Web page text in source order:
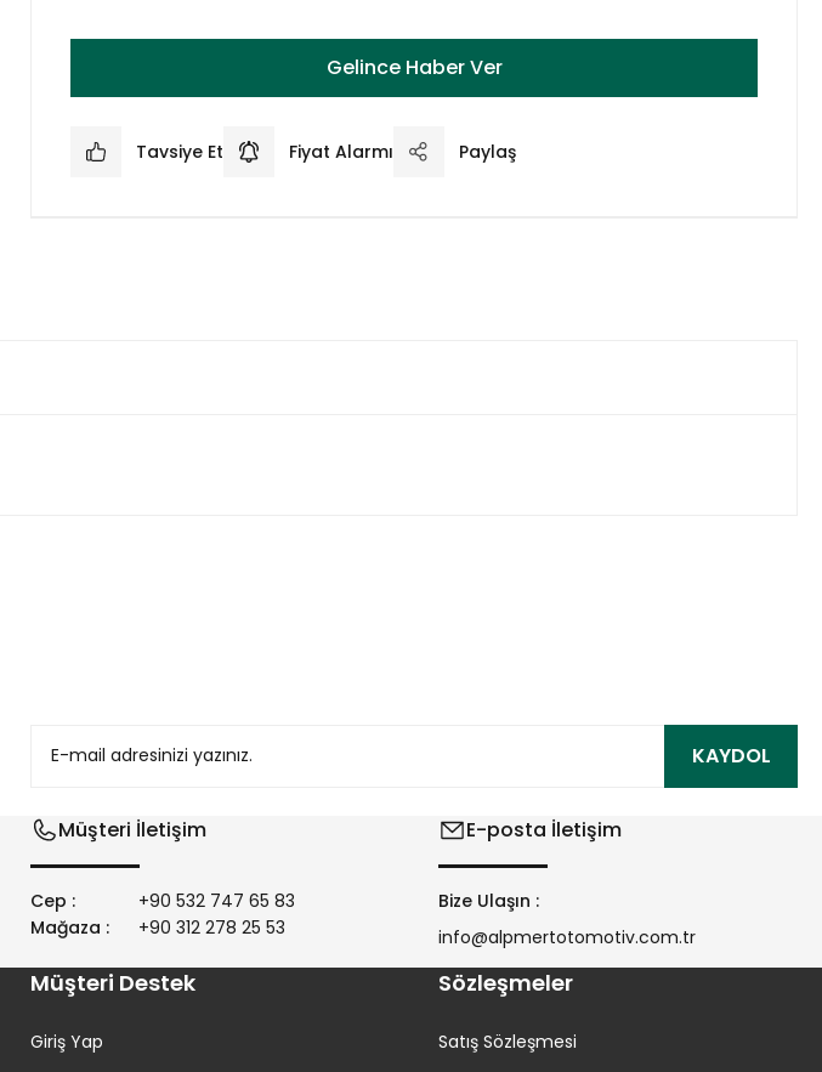
Gelince Haber Ver
Tavsiye Et Fiyat Alarmı Paylaş
KAYDOL
Müşteri İletişim
Cep :
+90 532 747 65 83
Mağaza :
+90 312 278 25 53
E-posta İletişim
Bize Ulaşın :
info@alpmertotomotiv.com.tr
Müşteri Destek
Giriş Yap
Sözleşmeler
Satış Sözleşmesi